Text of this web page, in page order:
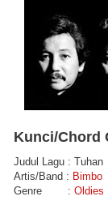
Kunci/Chord
Judul Lagu : Tuhan
Artis/Band : Bimbo
Genre : Oldies